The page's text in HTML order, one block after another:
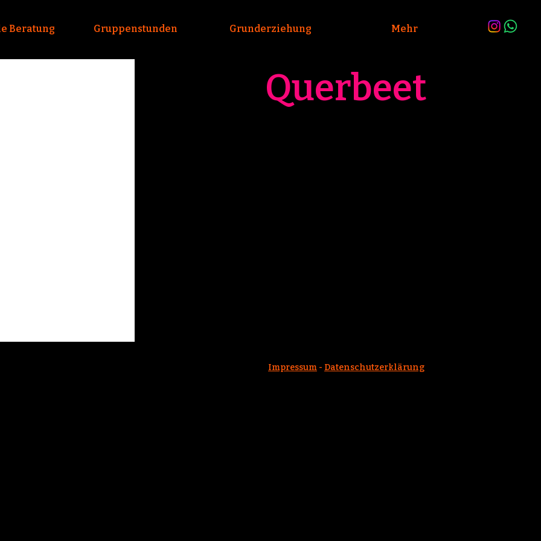
Beratung Gruppenstunden Grunderziehung Mehr
Querbeet
Impressum - Datenschutzerklärung